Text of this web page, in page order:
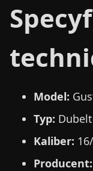
Model:
Typ:
Kaliber:
Producent: